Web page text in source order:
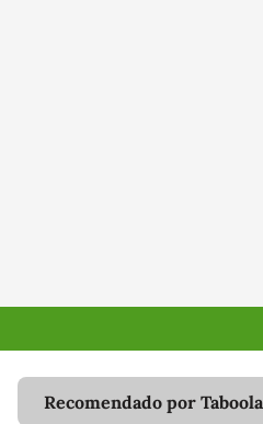
Recomendado por Taboola